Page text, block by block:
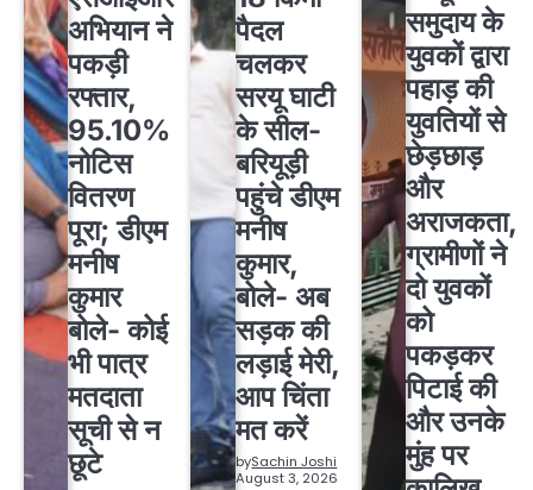
अभियान ने
पकड़ी
रफ्तार,
95.10%
नोटिस
वितरण
पूरा; डीएम
मनीष
कुमार
बोले- कोई
भी पात्र
मतदाता
सूची से न
छूटे
पैदल
चलकर
सरयू घाटी
के सील-
बरियूड़ी
पहुंचे डीएम
मनीष
कुमार,
बोले- अब
सड़क की
लड़ाई मेरी,
आप चिंता
मत करें
bySachin Joshi
August 3, 2026
समुदाय के
युवकों द्वारा
पहाड़ की
युवतियों से
छेड़छाड़
और
अराजकता,
ग्रामीणों ने
दो युवकों
को
पकड़कर
पिटाई की
और उनके
मुंह पर